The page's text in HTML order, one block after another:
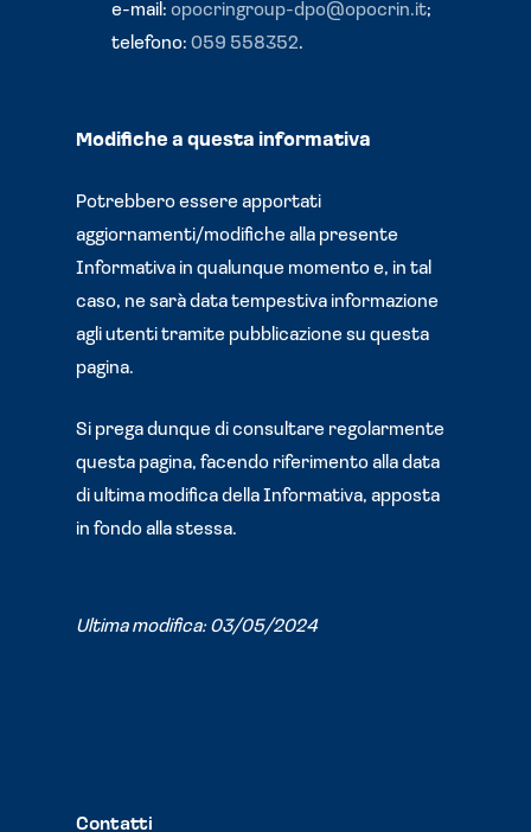
e-mail:opocringroup-dpo@opocrin.it;
telefono:059 558352.
Modifiche a questa informativa
Potrebbero essere apportati
aggiornamenti/modifiche alla presente
Informativa in qualunque momento e, in tal
caso, ne sarà data tempestiva informazione
agli utenti tramite pubblicazione su questa
pagina.
Si prega dunque di consultare regolarmente
questa pagina, facendo riferimento alla data
di ultima modifica della Informativa, apposta
in fondo alla stessa.
Ultima modifica: 03/05/2024
Contatti